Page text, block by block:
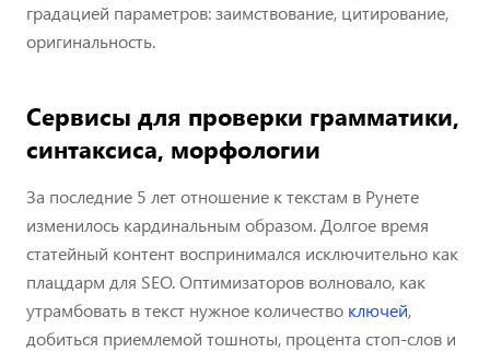
градацией параметров: заимствование, цитирование,
оригинальность.
Сервисы для проверки грамматики,
синтаксиса, морфологии
За последние 5 лет отношение к текстам в Рунете
изменилось кардинальным образом. Долгое время
статейный контент воспринимался исключительно как
плацдарм для SEO. Оптимизаторов волновало, как
утрамбовать в текст нужное количество ключей,
добиться приемлемой тошноты, процента стоп-слов и